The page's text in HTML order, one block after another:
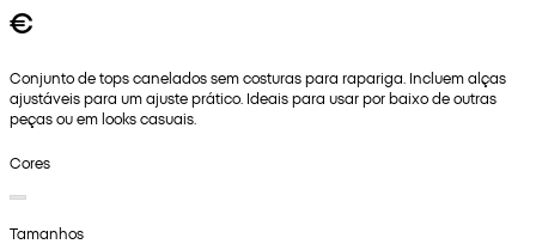
€
Conjunto de tops canelados sem costuras para rapariga. Incluem alças
ajustáveis para um ajuste prático. Ideais para usar por baixo de outras
peças ou em looks casuais.
Cores
Tamanhos